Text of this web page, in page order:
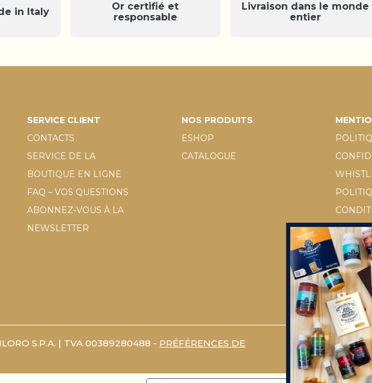
in Italy
Or certifié et
responsable
Livraison dans le monde
entier
SERVICE CLIENT
CONTACTS
SERVICE DE LA
BOUTIQUE EN LIGNE
FAQ – VOS QUESTIONS
ABONNEZ-VOUS À LA
NEWSLETTER
NOS PRODUITS
ESHOP
CATALOGUE
D.LGS
S.P.A. | TVA 00389280488 - PRÉFÉRENCES DE